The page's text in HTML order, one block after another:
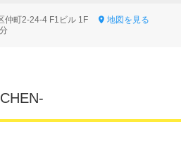
仲町2-24-4 F1ビル 1F
地図を見る